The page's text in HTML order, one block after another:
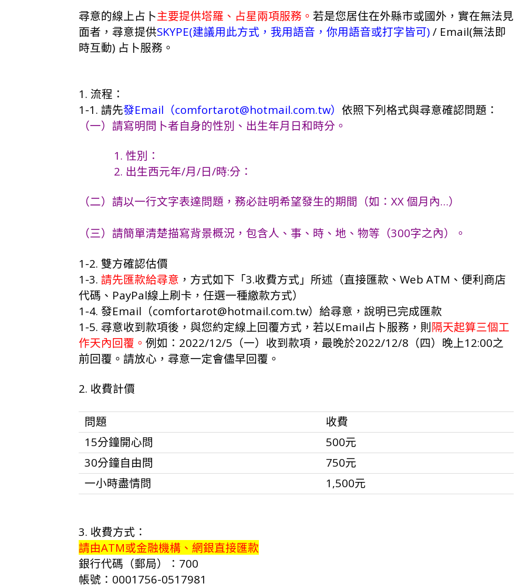
尋意的線上占卜主要提供塔羅、占星兩項服務。 若是您居住在外縣市或國外，實在無法見
面者，尋意提供SKYPE(建議用此方式，我用語音，你用語音或打字皆可) / Email(無法即
時互動) 占卜服務。
1. 流程：
1-1. 請先發Email（comfortarot@hotmail.com.tw）依照下列格式與尋意確認問題：
（一）請寫明問卜者自身的性別、出生年月日和時分。
1. 性別：
2. 出生西元年/月/日/時:分：
（二）請以一行文字表達問題，務必註明希望發生的期間（如：XX 個月內…）
（三）請簡單清楚描寫背景概況，包含人、事、時、地、物等（300字之內）。
1-2. 雙方確認估價
1-3.請先匯款給尋意 ，方式如下「3.收費方式」所述（直接匯款、Web ATM、便利商店
代碼、PayPal線上刷卡，任選一種繳款方式）
1-4. 發Email（comfortarot@hotmail.com.tw）給尋意，說明已完成匯款
1-5. 尋意收到款項後，與您約定線上回覆方式，若以Email占卜服務，則隔天起算三個工
作天內回覆。例如：2022/12/5（一）收到款項，最晚於2022/12/8（四）晚上12:00之
前回覆。請放心，尋意一定會儘早回覆。
2. 收費計價
問題
收費
15分鐘開心問
500元
30分鐘自由問
750元
一小時盡情問
1,500元
3. 收費方式：
請由ATM或金融機構、網銀直接匯款
銀行代碼（郵局）：700
帳號：0001756-0517981